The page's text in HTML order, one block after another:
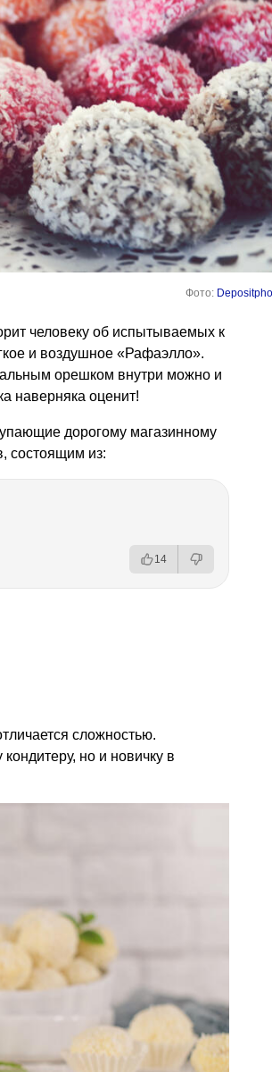
Фото:
человеку об испытываемых к
и воздушное «Рафаэлло».
орешком внутри можно и
наверняка оценит!
дорогому магазинному
состоящим из:
14
сложностью.
но и новичку в